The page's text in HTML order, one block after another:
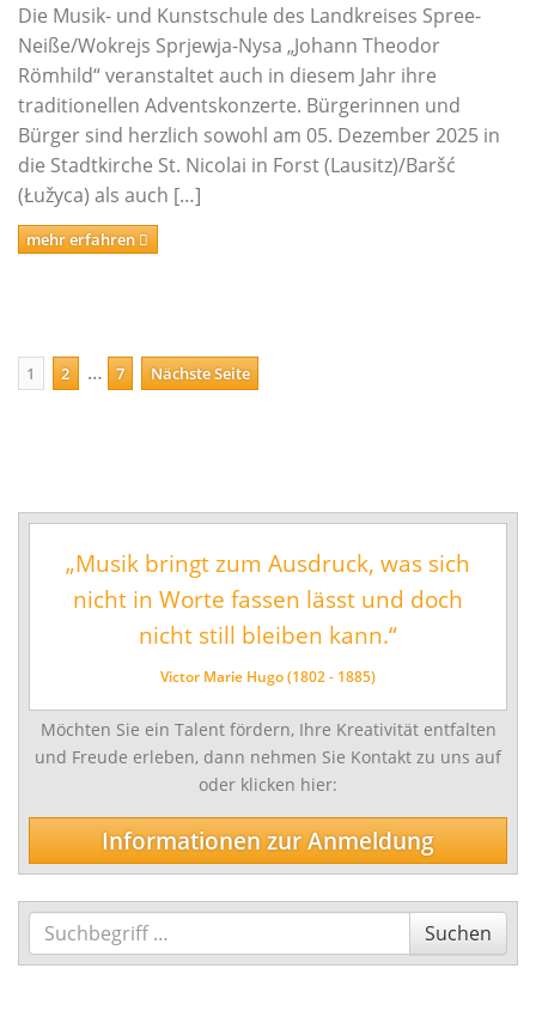
Die Musik- und Kunstschule des Landkreises Spree-
Neiße/Wokrejs Sprjewja-Nysa „Johann Theodor
Römhild“ veranstaltet auch in diesem Jahr ihre
traditionellen Adventskonzerte. Bürgerinnen und
Bürger sind herzlich sowohl am 05. Dezember 2025 in
die Stadtkirche St. Nicolai in Forst (Lausitz)/Baršć
(Łužyca) als auch […]
mehr erfahren
Beitragsnavigation
Seite
1 Seite
2 … Seite
7 Nächste Seite
„Musik bringt zum Ausdruck, was sich
nicht in Worte fassen lässt und doch
nicht still bleiben kann.“
Victor Marie Hugo (1802 - 1885)
Möchten Sie ein Talent fördern, Ihre Kreativität entfalten
und Freude erleben, dann nehmen Sie Kontakt zu uns auf
oder klicken hier:
Informationen zur Anmeldung
Suchen
Suchen